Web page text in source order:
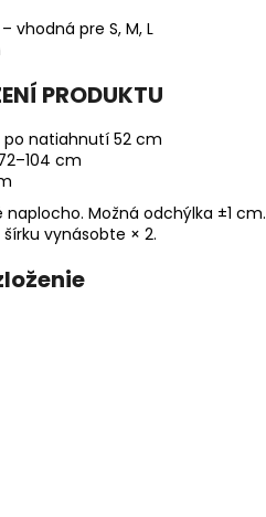
vhodná pre S, M, L
PRODUKTU
po natiahnutí 52 cm
cm
Možná odchýlka ±1 cm.
vynásobte × 2.